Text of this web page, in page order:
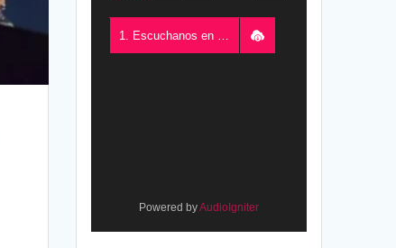
1. Escuchanos en Vivo - FM del Este 100.5, desde Chajarí, Entre Ríos, Argentina
Powered byAudioIgniter